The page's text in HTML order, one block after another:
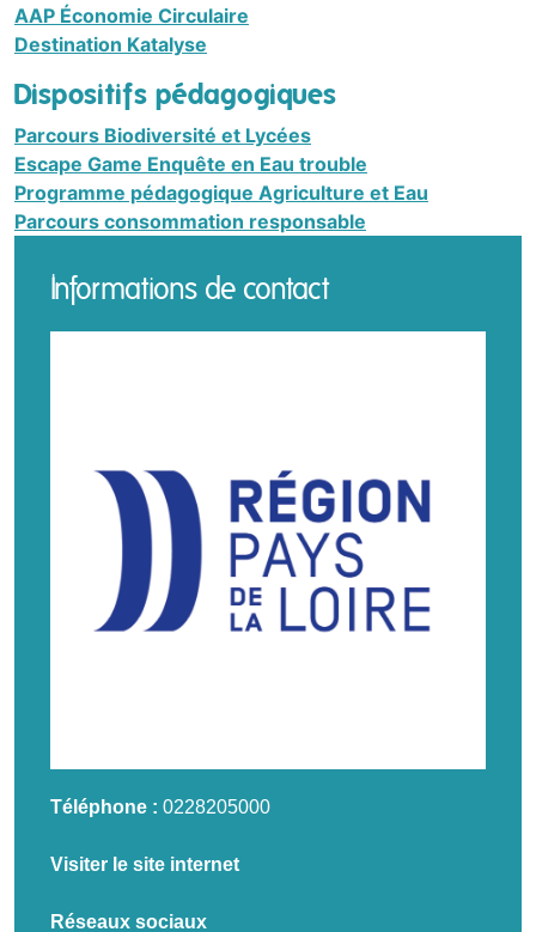
AAP Économie Circulaire
Destination Katalyse
Dispositifs pédagogiques
Parcours Biodiversité et Lycées
Escape Game Enquête en Eau trouble
Programme pédagogique Agriculture et Eau
Parcours consommation responsable
Informations de contact
Téléphone : 0228205000
Visiter le site internet
Réseaux sociaux